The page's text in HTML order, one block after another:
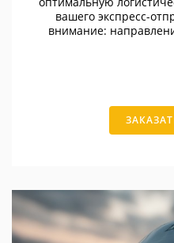
вашего экспресс-
внимание: